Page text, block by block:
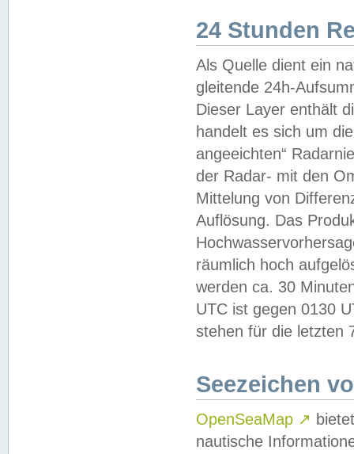
24 Stunden
Als Quelle dient ein
gleitende 24h-
Dieser Layer enthält
handelt es sich um
angeeichten“
der Radar- mit den
Mittelung von
Auflösung. Das
räumlich hoch
werden ca. 30
UTC ist gegen 0130
stehen für die letzten
Seezeichen
OpenSeaMap ↗
nautische